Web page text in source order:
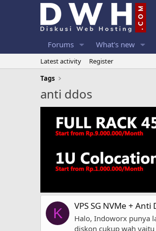
Forums What's new
Latest activity
Register
Tags
anti ddos
K VPS SG NVMe +
Halo, Indoworx punya
diskon cukup wah